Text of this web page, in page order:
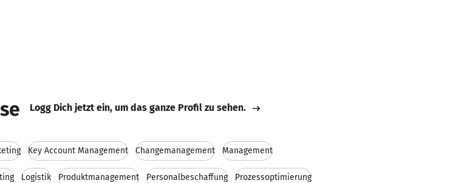
Logg Dich jetzt ein, um das ganze Profil zu sehen.
Key Account Management Changemanagement Management
Logistik Produktmanagement Personalbeschaffung Prozessoptimierung